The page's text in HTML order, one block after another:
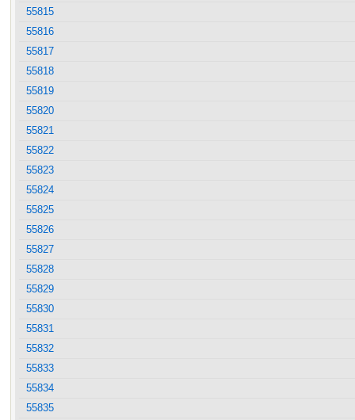
55815
55816
55817
55818
55819
55820
55821
55822
55823
55824
55825
55826
55827
55828
55829
55830
55831
55832
55833
55834
55835